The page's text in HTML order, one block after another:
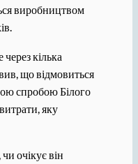
виробництвом
кілька
що відмовиться
спробою Білого
яку
очікує він